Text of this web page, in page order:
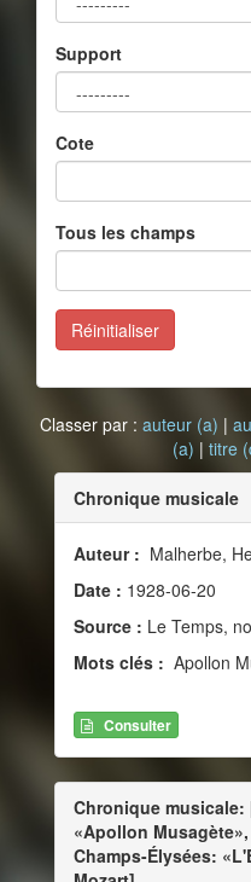
Support
Cote
Tous les champs
Réinitialiser
Classer par : auteur (a) |
(a) | titre
Chronique musicale
Auteur : Malherbe,
Date : 1928-06-20
Source : Le Temps,
Mots clés : Apollon
Consulter
Chronique musicale:
«Apollon
Champs-Élysées: